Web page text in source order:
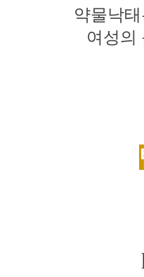
약물낙
여성의